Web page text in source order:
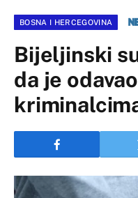
BOSNA I HERCEGOVINA
Bijeljinski
da je